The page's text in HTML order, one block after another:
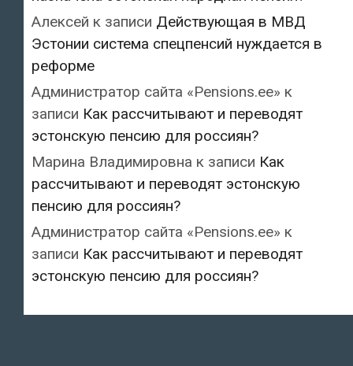
Алексей к записи Действующая в МВД
Эстонии система спецпенсий нуждается в
реформе
Администратор сайта «Pensions.ee» к
записи Как рассчитывают и переводят
эстонскую пенсию для россиян?
Марина Владимировна к записи Как
рассчитывают и переводят эстонскую
пенсию для россиян?
Администратор сайта «Pensions.ee» к
записи Как рассчитывают и переводят
эстонскую пенсию для россиян?